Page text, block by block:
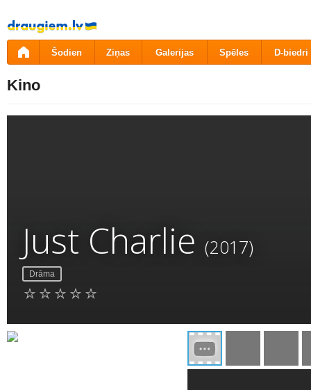
Pāriet
uz
saturu
Šodien Ziņas Galerijas Spēles D-biedri
Kino
Just Charlie (2017)
Drāma